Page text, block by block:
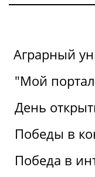
Аграрный
"Мой
День
Победы в
Победа в